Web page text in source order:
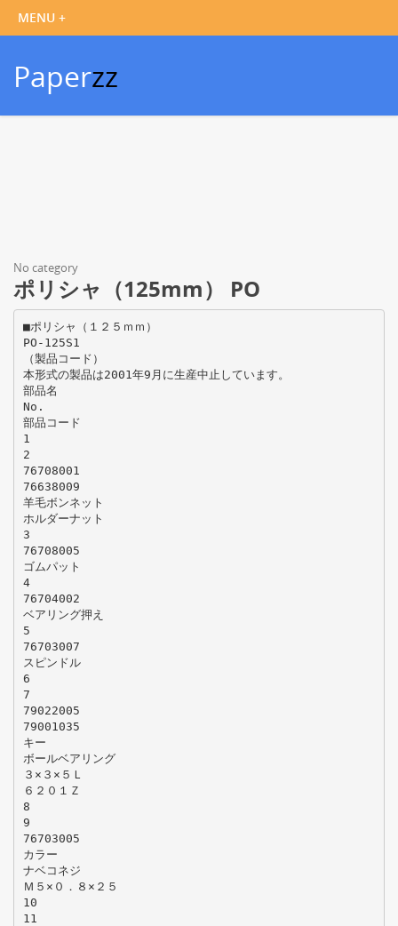
Paperzz
No category
ポリシャ（125mm） PO
■ポリシャ（１２５ｍｍ）
PO-125S1
（製品コード）
本形式の製品は2001年9月に生産中止しています。
部品名
No.
部品コード
1
2
76708001
76638009
羊毛ボンネット
ホルダーナット
3
76708005
ゴムパット
4
76704002
ベアリング押え
5
76703007
スピンドル
6
7
79022005
79001035
キー
ボールベアリング
３×３×５Ｌ
６２０１Ｚ
8
9
76703005
カラー
ナベコネジ
Ｍ５×０．８×２５
10
11